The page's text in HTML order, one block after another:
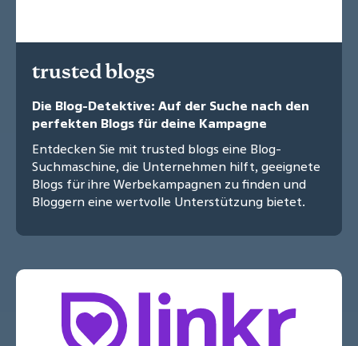
trusted blogs
Die Blog-Detektive: Auf der Suche nach den
perfekten Blogs für deine Kampagne
Entdecken Sie mit trusted blogs eine Blog-
Suchmaschine, die Unternehmen hilft, geeignete
Blogs für ihre Werbekampagnen zu finden und
Bloggern eine wertvolle Unterstützung bietet.